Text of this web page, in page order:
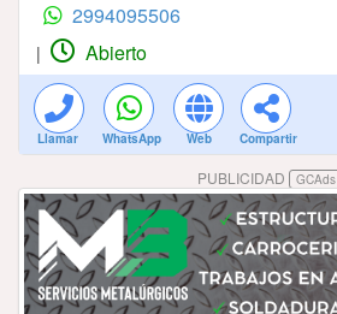
2994095506
| Abierto
Llamar WhatsApp Web Compartir
PUBLICIDAD GCAds